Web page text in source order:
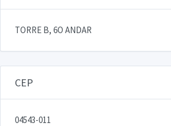
TORRE B, 6O ANDAR
CEP
04543-011